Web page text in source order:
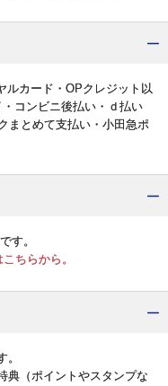
ルカード・OPクレジット以
コンビニ後払い・ｄ払い
まとめて支払い・小田急ポ
す。
ちらから。
典（ポイントやスタンプな